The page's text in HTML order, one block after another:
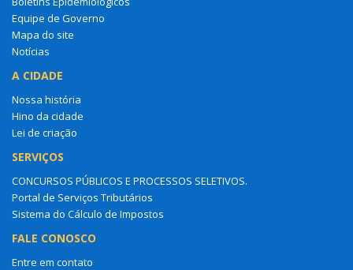
Equipe de Governo
Mapa do site
Notícias
A CIDADE
Nossa história
Hino da cidade
Lei de criação
SERVIÇOS
CONCURSOS PÚBLICOS E PROCESSOS SELETIVOS.
Portal de Serviços Tributários
Sistema do Cálculo de Impostos
FALE CONOSCO
Entre em contato